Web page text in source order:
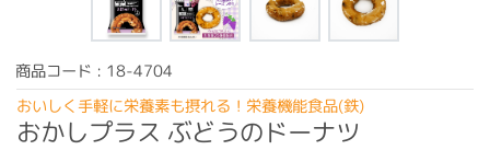
商品コード : 18-4704
おいしく手軽に栄養素も摂れる！栄養機能食品(鉄)
おかしプラス ぶどうのドーナツ